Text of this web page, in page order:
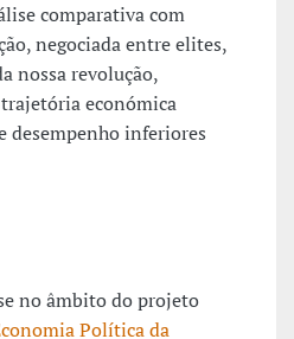
comparativa com
negociada entre elites,
nossa revolução,
económica
desempenho inferiores
no âmbito do projeto
Política da